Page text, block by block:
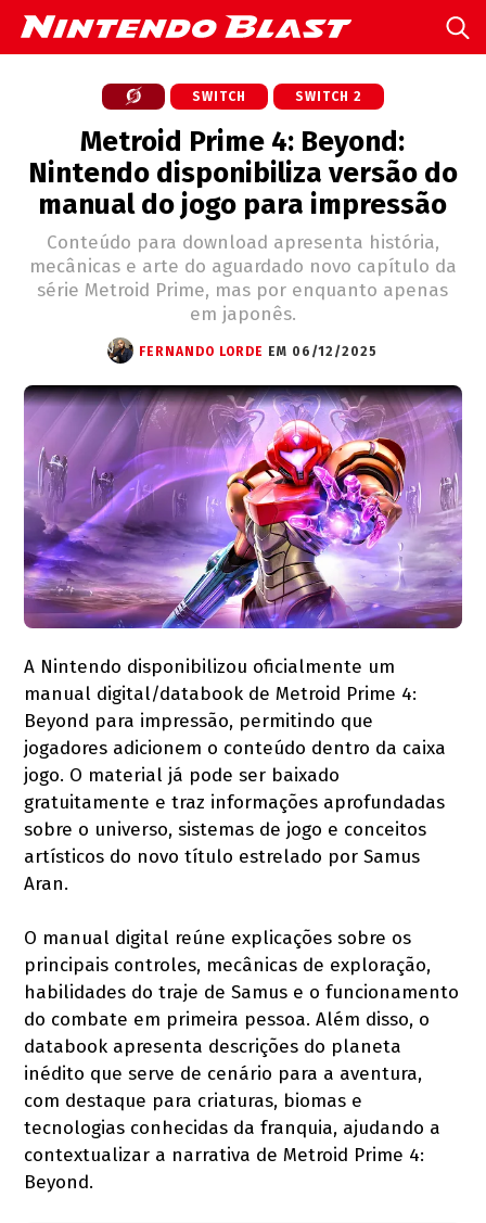
SWITCH SWITCH 2
Metroid Prime 4: Beyond:
Nintendo disponibiliza versão do
manual do jogo para impressão
Conteúdo para download apresenta história,
mecânicas e arte do aguardado novo capítulo da
série Metroid Prime, mas por enquanto apenas
em japonês.
FERNANDO LORDE EM 06/12/2025
A Nintendo disponibilizou oficialmente um
manual digital/databook de Metroid Prime 4:
Beyond para impressão, permitindo que
jogadores adicionem o conteúdo dentro da caixa
jogo. O material já pode ser baixado
gratuitamente e traz informações aprofundadas
sobre o universo, sistemas de jogo e conceitos
artísticos do novo título estrelado por Samus
Aran.
O manual digital reúne explicações sobre os
principais controles, mecânicas de exploração,
habilidades do traje de Samus e o funcionamento
do combate em primeira pessoa. Além disso, o
databook apresenta descrições do planeta
inédito que serve de cenário para a aventura,
com destaque para criaturas, biomas e
tecnologias conhecidas da franquia, ajudando a
contextualizar a narrativa de Metroid Prime 4:
Beyond.